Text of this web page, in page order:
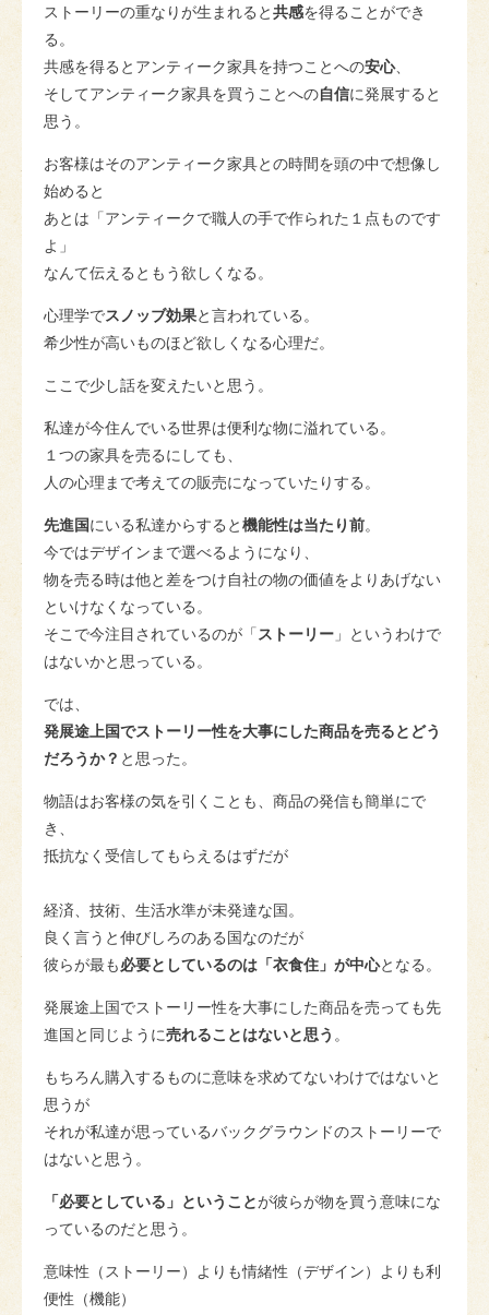
ストーリーの重なりが生まれると共感を得ることができ
る。
共感を得るとアンティーク家具を持つことへの安心、
そしてアンティーク家具を買うことへの自信に発展すると
思う。
お客様はそのアンティーク家具との時間を頭の中で想像し
始めると
あとは「アンティークで職人の手で作られた１点ものです
よ」
なんて伝えるともう欲しくなる。
心理学でスノッブ効果と言われている。
希少性が高いものほど欲しくなる心理だ。
ここで少し話を変えたいと思う。
私達が今住んでいる世界は便利な物に溢れている。
１つの家具を売るにしても、
人の心理まで考えての販売になっていたりする。
先進国にいる私達からすると機能性は当たり前。
今ではデザインまで選べるようになり、
物を売る時は他と差をつけ自社の物の価値をよりあげない
といけなくなっている。
そこで今注目されているのが「ストーリー 」というわけで
はないかと思っている。
では、
発展途上国でストーリー性を大事にした商品を売るとどう
だろうか？ と思った。
物語はお客様の気を引くことも、商品の発信も簡単にで
き、
抵抗なく受信してもらえるはずだが
経済、技術、生活水準が未発達な国。
良く言うと伸びしろのある国なのだが
彼らが最も必要としているのは「衣食住」が中心となる。
発展途上国でストーリー性を大事にした商品を売っても先
進国と同じように売れることはないと思う 。
もちろん購入するものに意味を求めてないわけではないと
思うが
それが私達が思っているバックグラウンドのストーリーで
はないと思う。
「必要としている」ということが彼らが物を買う意味にな
っているのだと思う。
意味性（ストーリー）よりも情緒性（デザイン）よりも利
便性（機能）